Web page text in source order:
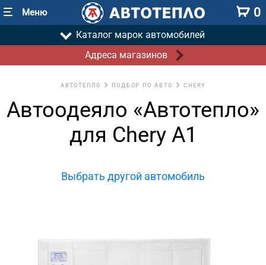
Меню 0
Каталог марок автомобилей
Адреса магазинов
АВТОТЕПЛО ПОДБОР ПО АВТО CHERY
Автоодеяло «Автотепло»
для Chery A1
Выбрать другой автомобиль